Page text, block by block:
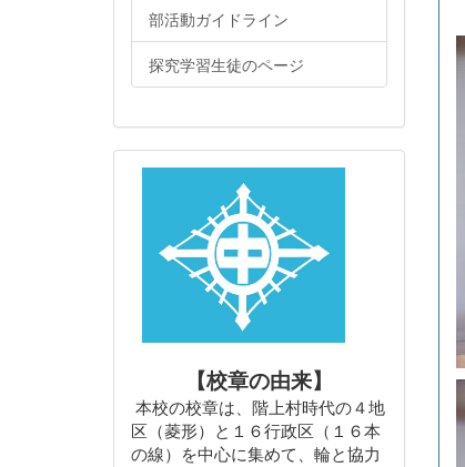
部活動ガイドライン
探究学習生徒のページ
【校章の由来】
本校の校章は、階上村時代の４地
区（菱形）と１６行政区（１６本
の線）を中心に集めて、輪と協力